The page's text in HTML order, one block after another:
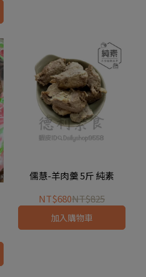
儒慧-羊肉羹 5斤 純素
NT$680NT$825
加入購物車